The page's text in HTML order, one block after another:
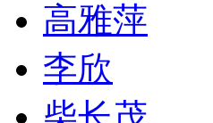
高雅萍
李欣